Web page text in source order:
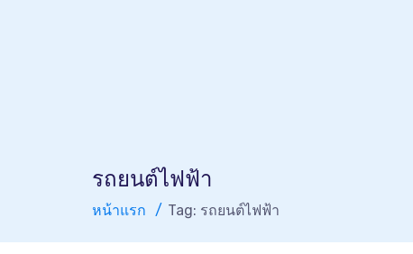
รถยนต์ไฟฟ้า
หน้าแรก Tag: รถยนต์ไฟฟ้า